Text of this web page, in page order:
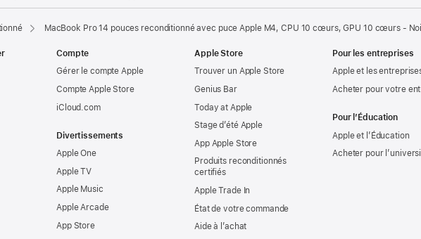
MacBook Pro 14 pouces reconditionné avec puce Apple M4, CPU 10 cœurs, GPU 10 cœurs -
Compte
Gérer le compte Apple
Compte Apple Store
iCloud.com
Divertissements
Apple One
Apple TV
Apple Music
Apple Arcade
App Store
Apple Store
Trouver un Apple Store
Genius Bar
Today at Apple
Stage d’été Apple
App Apple Store
Produits reconditionnés
certifiés
Apple Trade In
État de votre commande
Aide à l’achat
Pour les entreprises
Apple et les
Acheter pour votre
Pour l’Éducation
Apple et l’Éducation
Acheter pour